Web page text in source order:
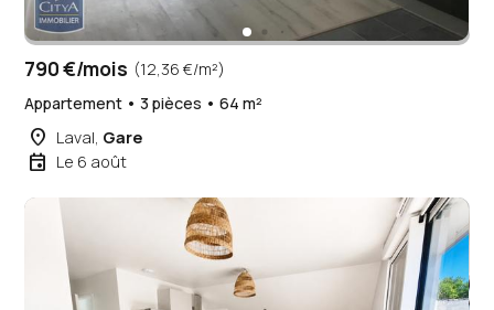
790 €/mois (12,36 €/m²)
Appartement • 3 pièces • 64 m²
place Laval, Gare
event Le 6 août